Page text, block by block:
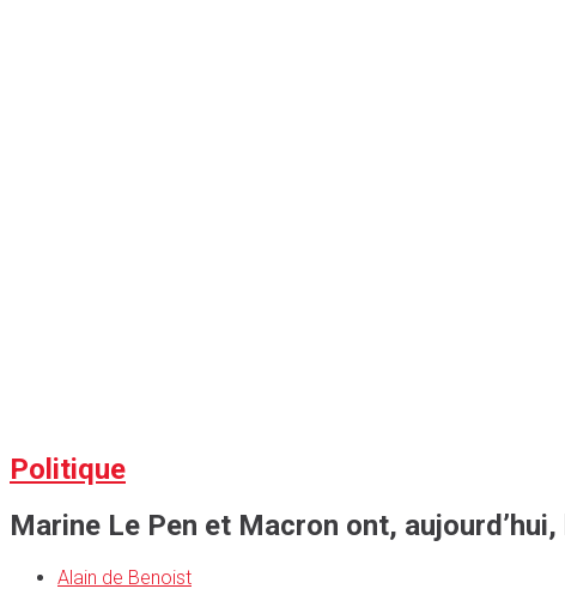
Politique
Marine Le Pen et Macron ont,
Alain de Benoist